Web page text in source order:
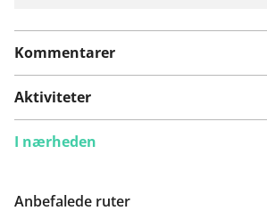
Kommentarer
Aktiviteter
I nærheden
Anbefalede ruter